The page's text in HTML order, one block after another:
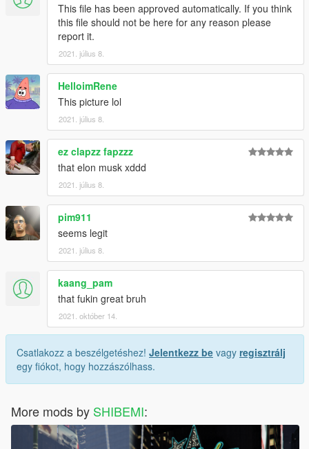
This file has been approved automatically. If you think
this file should not be here for any reason please
report it.
2021. július 8.
HelloimRene
This picture lol
2021. július 8.
ez clapzz fapzzz
that elon musk xddd
2021. július 8.
pim911
seems legit
2021. július 8.
kaang_pam
that fukin great bruh
2021. október 14.
Csatlakozz a beszélgetéshez! Jelentkezz be vagy regisztrálj
egy fiókot, hogy hozzászólhass.
More mods by SHIBEMI: